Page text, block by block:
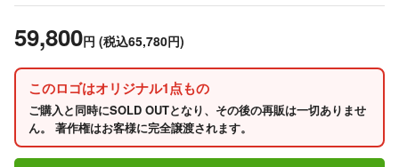
59,800円 (税込65,780円)
このロゴはオリジナル1点もの
ご購入と同時にSOLD OUTとなり、その後の再販は一切ありませ
ん。 著作権はお客様に完全譲渡されます。